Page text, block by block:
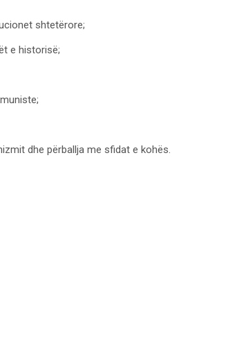
shtetërore;
e historisë;
dhe përballja me sfidat e kohës.